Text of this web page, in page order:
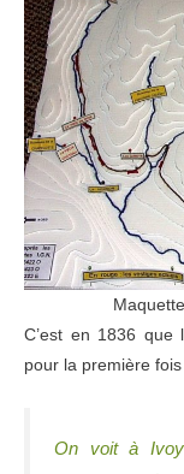
C’est en 1836
pour la première fois
On voit à